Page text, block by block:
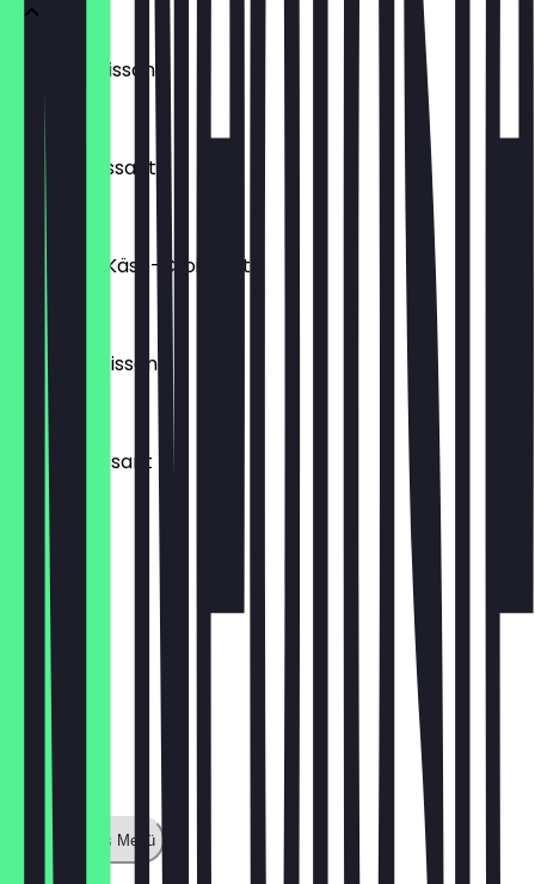
Laugencroissant
€ 1,80
Buttercroissant
€ 1,60
Schinken-Käse-Croissant
€ 1,90
Schokocroissant
€ 1,90
Nuss-Croissant
€ 1,90
Zeige ganzes Menü